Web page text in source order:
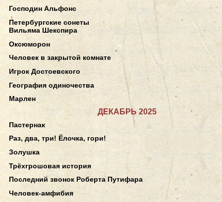
Господин Альфонс
Петербургские сонеты
Вильяма Шекспира
Оксюморон
Человек в закрытой комнате
Игрок Достоевского
География одиночества
Марлен
ДЕКАБРЬ 2025
Пастернак
Раз, два, три! Ёлочка, гори!
Золушка
Трёхгрошовая история
Последний звонок Роберта Путифара
Человек-амфибия